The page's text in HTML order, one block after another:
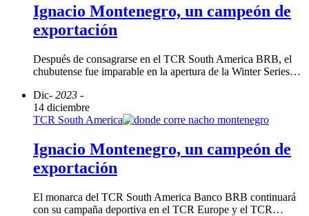
Ignacio Montenegro, un campeón de
exportación
Después de consagrarse en el TCR South America BRB, el
chubutense fue imparable en la apertura de la Winter Series…
Dic- 2023 -
14 diciembre
TCR South America
Ignacio Montenegro, un campeón de
exportación
El monarca del TCR South America Banco BRB continuará
con su campaña deportiva en el TCR Europe y el TCR…